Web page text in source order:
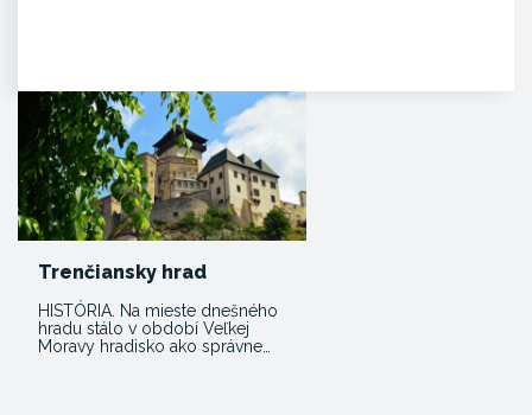
Trenčiansky hrad
HISTÓRIA. Na mieste dnešného
hradu stálo v období Veľkej
Moravy hradisko ako správne…